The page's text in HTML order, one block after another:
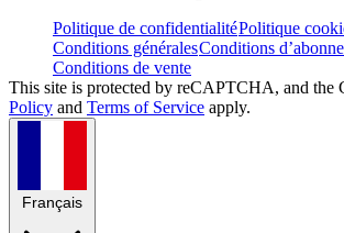
Politique de confidentialitéPolitique
Conditions généralesConditions
Conditions de vente
This site is protected by reCAPTCHA, and the
Policy and Terms of Service apply.
Français